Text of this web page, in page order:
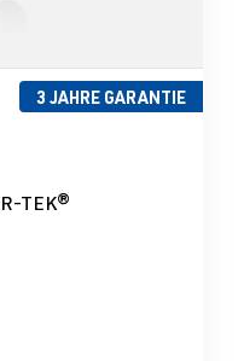
3 JAHRE GARANTIE
5 von 5 Sternen
TEK®